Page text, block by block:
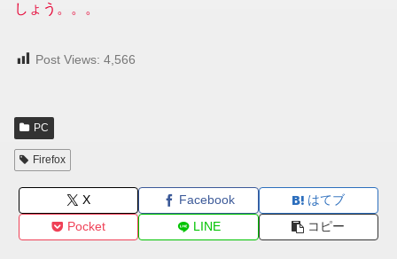
しょう。。。
Post Views: 4,566
PC
Firefox
X Facebook
はてブ
Pocket
LINE コピー